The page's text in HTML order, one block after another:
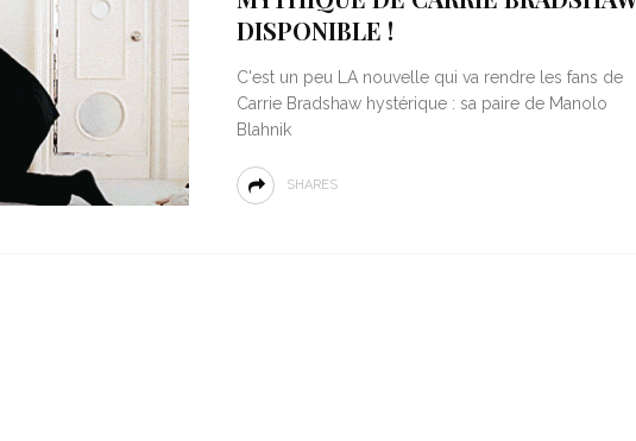
DISPONIBLE !
C'est un peu LA nouvelle qui va rendre les fans de
Carrie Bradshaw hystérique : sa paire de Manolo
Blahnik
SHARES